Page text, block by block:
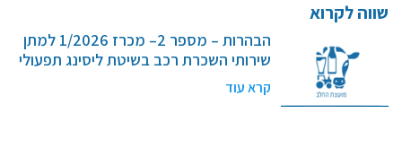
רכיבים תזונתיים
חלב לכל גיל
בריאות העצם
חלב וספורט
שווה לקרוא
הבהרות – מספר 2– מכרז 1/2026 למתן
שירותי השכרת רכב בשיטת ליסינג תפעולי
קרא עוד